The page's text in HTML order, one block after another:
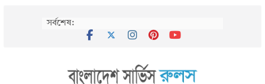
সর্বশেষ: